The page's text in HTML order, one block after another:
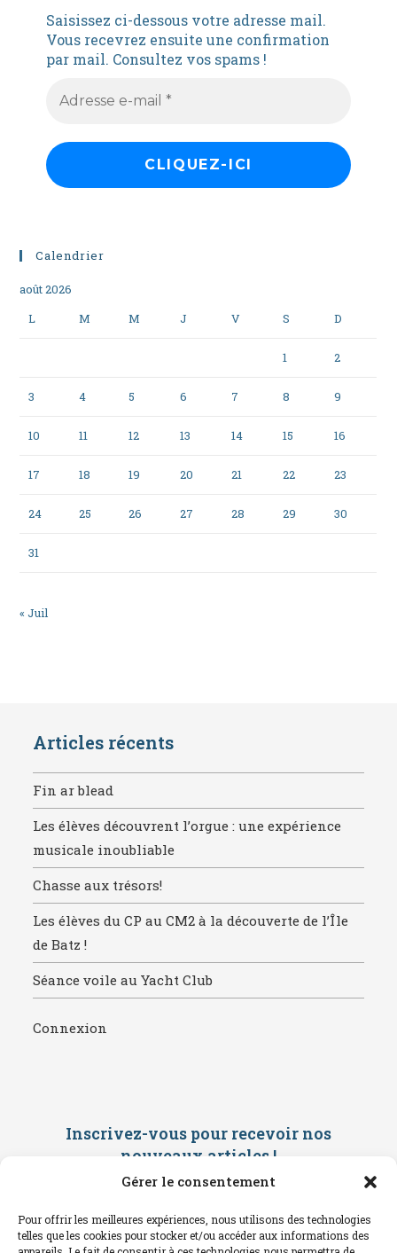
Gérer le consentement
Pour offrir les meilleures expériences, nous utilisons des technologies
telles que les cookies pour stocker et/ou accéder aux informations des
Saisissez ci-dessous votre adresse mail.
Vous recevrez ensuite une confirmation
par mail. Consultez vos spams !
Calendrier
août 2026
L
M M J V S D
1 2
3 4 5 6 7 8 9
10 11 12 13 14 15 16
17 18 19 20 21 22 23
24 25 26 27 28 29 30
31
« Juil
Articles récents
Fin ar blead
Les élèves découvrent l’orgue : une expérience
musicale inoubliable
Chasse aux trésors!
Les élèves du CP au CM2 à la découverte de l’Île
de Batz !
Séance voile au Yacht Club
Connexion
Inscrivez-vous pour recevoir nos
nouveaux articles !
Saisissez ci-dessous votre adresse
confirmation par mail. Consultez vos
spams !